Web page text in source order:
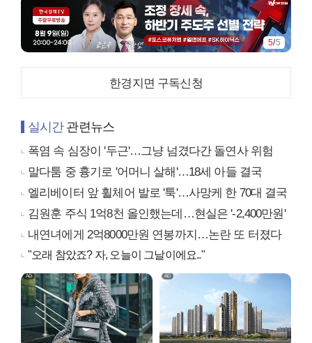
5/5
한경지면 구독신청
실시간관련뉴스
폭염 속 심장이 '두근'…그냥 넘겼다간 돌연사 위험
말다툼 중 흉기로 '어머니 살해'…18세 아들 결국
엘리베이터 앞 휠체어 발로 '툭'…사망케 한 70대 결국
김원훈 주식 1억8천 올인했는데…현실은 '-2,400만원'
내연녀에게 2억8000만원 연봉까지…논란 또 터졌다
"오래 참았죠? 자, 오늘이 그날이에요.."